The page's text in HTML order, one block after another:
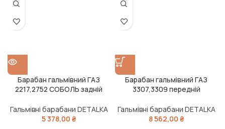
Барабан гальмівний ГАЗ
2217,2752 СОБОЛЬ задній
Гальмівні барабани DETALKA
5 378,00 ₴
Барабан гальмівний ГАЗ
3307,3309 передній
Гальмівні барабани DETALKA
8 562,00 ₴